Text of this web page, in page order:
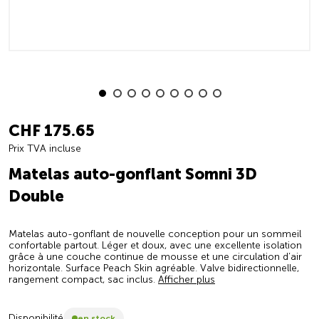
CHF 175.65
Prix TVA incluse
Matelas auto-gonflant Somni 3D
Double
Matelas auto-gonflant de nouvelle conception pour un sommeil
confortable partout. Léger et doux, avec une excellente isolation
grâce à une couche continue de mousse et une circulation d’air
horizontale. Surface Peach Skin agréable. Valve bidirectionnelle,
rangement compact, sac inclus. Afficher plus